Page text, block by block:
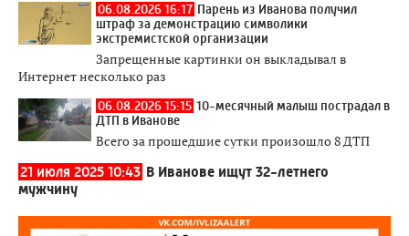
06.08.2026 16:17 Парень из Иванова получил
штраф за демонстрацию символики
экстремистской организации
Запрещенные картинки он выкладывал в
Интернет несколько раз
06.08.2026 15:15 10-месячный малыш пострадал в
ДТП в Иванове
Всего за прошедшие сутки произошло 8 ДТП
21 июля 2025 10:43 В Иванове ищут 32-летнего
мужчину